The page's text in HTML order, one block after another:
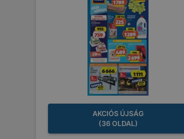
AKCIÓS ÚJSÁG
(36 OLDAL)